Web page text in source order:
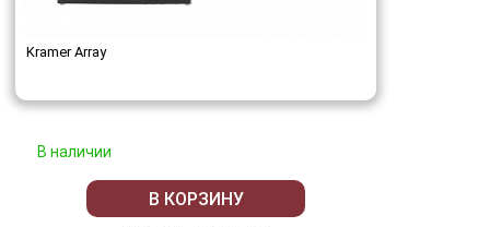
Kramer Array
В наличии
В КОРЗИНУ